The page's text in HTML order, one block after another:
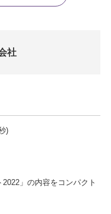
社
)
」の内容をコンパクト